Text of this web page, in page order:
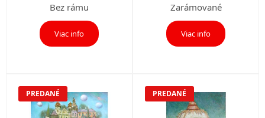
Bez rámu
Viac info
Zarámované
Viac info
PREDANÉ PREDANÉ